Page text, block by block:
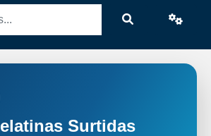
Surtidas